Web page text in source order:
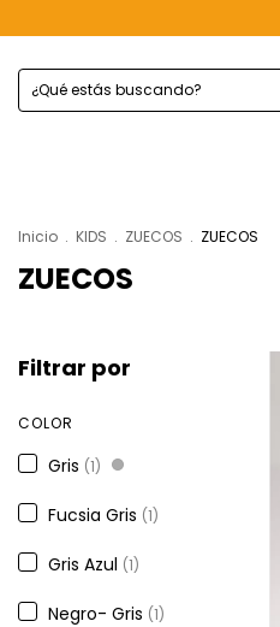
Inicio . KIDS . ZUECOS . ZUECOS
ZUECOS
Filtrar por
COLOR
Gris (1)
Fucsia Gris (1)
Gris Azul (1)
Negro- Gris (1)